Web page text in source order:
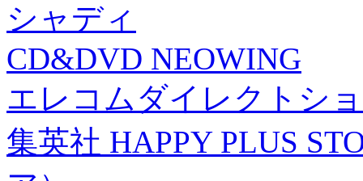
シャディ
CD&DVD NEOWING
エレコムダイレクトシ
集英社 HAPPY PLUS